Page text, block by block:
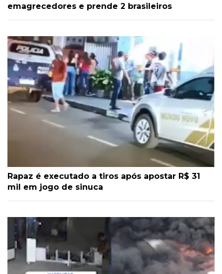
emagrecedores e prende 2 brasileiros
Rapaz é executado a tiros após apostar R$ 31
mil em jogo de sinuca